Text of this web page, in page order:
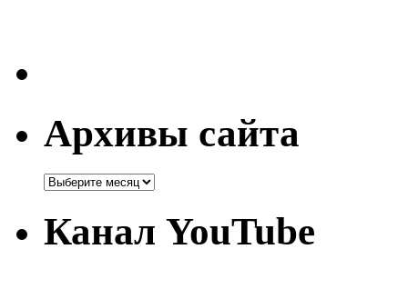
Архивы сайта
Канал YouTube